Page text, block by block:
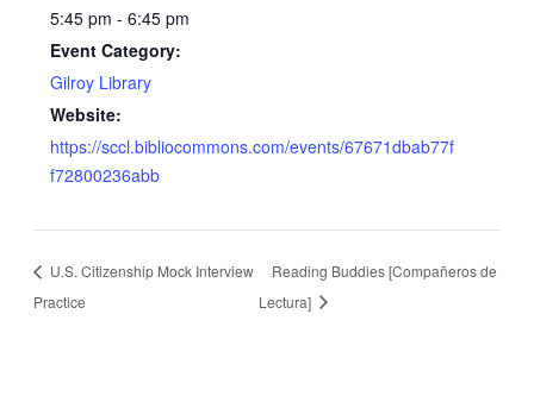
5:45 pm - 6:45 pm
Event Category:
Gilroy Library
Website:
https://sccl.bibliocommons.com/events/67671dbab77f
f72800236abb
U.S. Citizenship Mock Interview
Practice
Reading Buddies [Compañeros de
Lectura]